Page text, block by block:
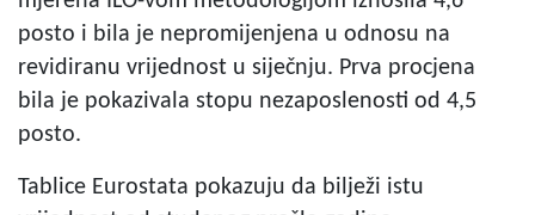
posto i bila je nepromijenjena u odnosu na
revidiranu vrijednost u siječnju. Prva procjena
bila je pokazivala stopu nezaposlenosti od 4,5
posto.
Tablice Eurostata pokazuju da bilježi istu